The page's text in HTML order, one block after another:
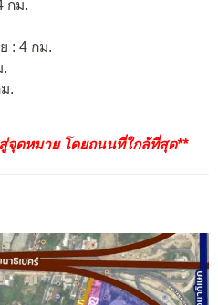
กม.
: 4 กม.
.
.
จุดหมาย โดยถนนที่ใกล้ที่สุด**